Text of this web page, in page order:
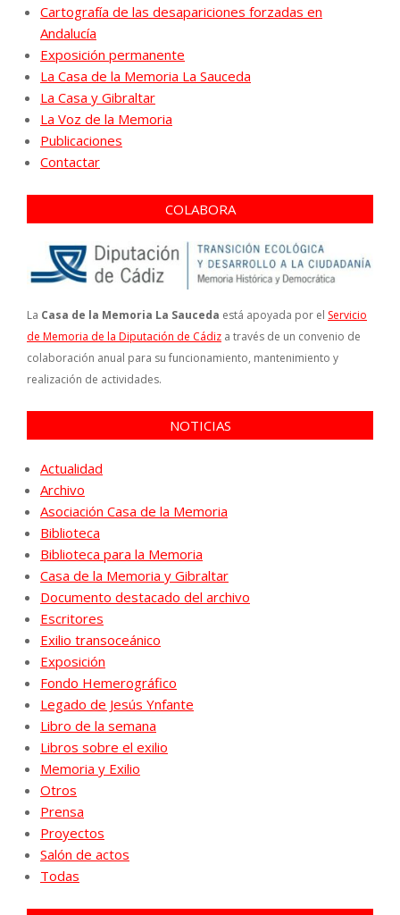
Cartografía de las desapariciones forzadas en
Andalucía
Exposición permanente
La Casa de la Memoria La Sauceda
La Casa y Gibraltar
La Voz de la Memoria
Publicaciones
Contactar
COLABORA
La Casa de la Memoria La Sauceda está apoyada por el Servicio
de Memoria de la Diputación de Cádiz a través de un convenio de
colaboración anual para su funcionamiento, mantenimiento y
realización de actividades.
NOTICIAS
Actualidad
Archivo
Asociación Casa de la Memoria
Biblioteca
Biblioteca para la Memoria
Casa de la Memoria y Gibraltar
Documento destacado del archivo
Escritores
Exilio transoceánico
Exposición
Fondo Hemerográfico
Legado de Jesús Ynfante
Libro de la semana
Libros sobre el exilio
Memoria y Exilio
Otros
Prensa
Proyectos
Salón de actos
Todas